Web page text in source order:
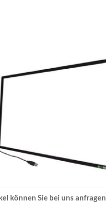
können Sie bei uns anfragen